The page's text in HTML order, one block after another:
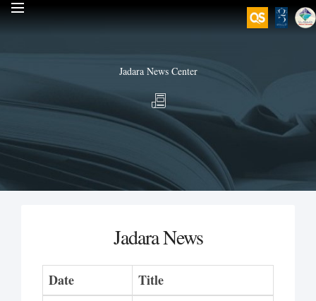
Jadara News Center
Jadara News
Date Title